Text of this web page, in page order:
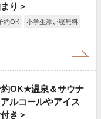
り＞
約OK
小学生添い寝無料
約OK★温泉＆サウナ
ルコールやアイス
き＞